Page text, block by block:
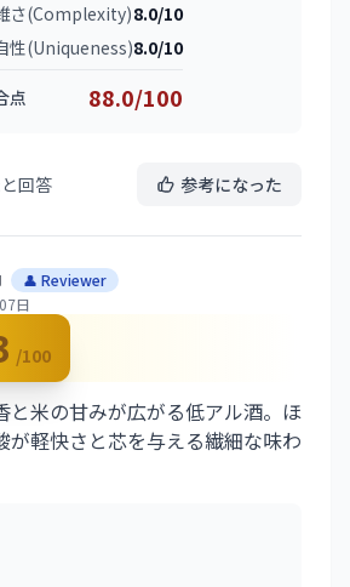
さ(Complexity)8.0/10
性(Uniqueness)8.0/10
点 88.0/100
回答 参考になった
👤 Reviewer
日
/100
と米の甘みが広がる低アル酒。ほ
が軽快さと芯を与える繊細な味わ